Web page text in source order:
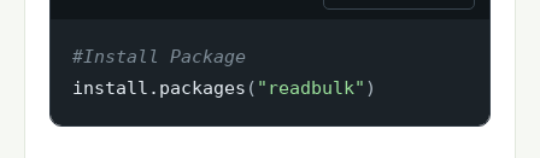
#Install Package
install.packages ( "readbulk" )